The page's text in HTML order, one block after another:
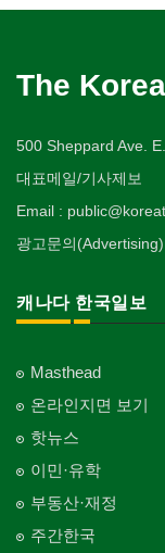
The
500 Sheppard Ave.
대표메일/기사제보
Email :
광고문의
캐나다 한국일보
Masthead
온라인지면 보기
핫뉴스
이민·유학
부동산·재정
주간한국